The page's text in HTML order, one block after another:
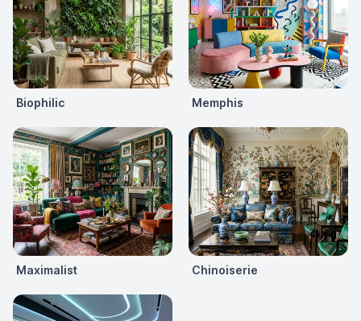
Biophilic Memphis
Maximalist Chinoiserie